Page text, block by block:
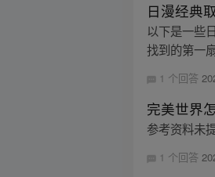
日漫经典
以下是一些
找到的第一
1 个回答
完美世界
参考资料未
1 个回答